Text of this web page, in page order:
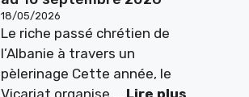
18/05/2026
Le riche passé chrétien de
l’Albanie à travers un
pèlerinage Cette année, le
Vicariat organise ... Lire plus